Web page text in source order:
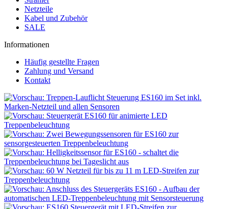
Netzteile
Kabel und Zubehör
SALE
Informationen
Häufig gestellte Fragen
Zahlung und Versand
Kontakt